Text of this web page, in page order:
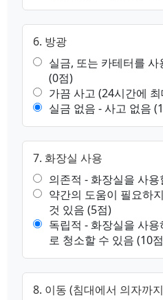
6. 방광
실금, 또는 카테터를
(0점)
가끔 사고 (24시간에
실금 없음 - 사고 없음
7. 화장실 사용
의존적 - 화장실을 사
약간의 도움이 필요하
것 있음 (5점)
독립적 - 화장실을 사
로 청소할 수 있음 (10
8. 이동 (침대에서 의자까